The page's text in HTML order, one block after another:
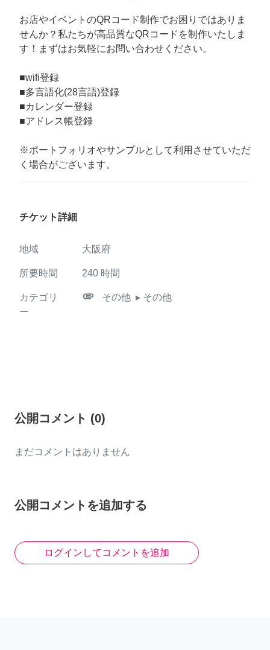
お店やイベントのQRコード制作でお困りではありま
せんか？私たちが高品質なQRコードを制作いたしま
す！まずはお気軽にお問い合わせください。
■wifi登録
■多言語化(28言語)登録
■カレンダー登録
■アドレス帳登録
※ポートフォリオやサンプルとして利用させていただ
く場合がございます。
チケット詳細
地域 大阪府
所要時間 240 時間
カテゴリ
ー
attachment その他 ▸ その他
公開コメント (0)
まだコメントはありません
公開コメントを追加する
ログインしてコメントを追加